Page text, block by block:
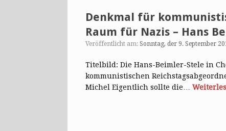
Denkmal für
Raum für Nazis – Hans
Veröffentlicht am: Sonntag, der 9. September
Titelbild: Die Hans-Beimler-Stele in
kommunistischen
Michel Eigentlich sollte die…